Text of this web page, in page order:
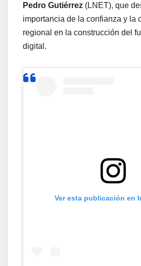
Pedro Gutiérrez (LNET), que
importancia de la confianza y la
regional en la construcción del
digital.
Ver esta publicación en